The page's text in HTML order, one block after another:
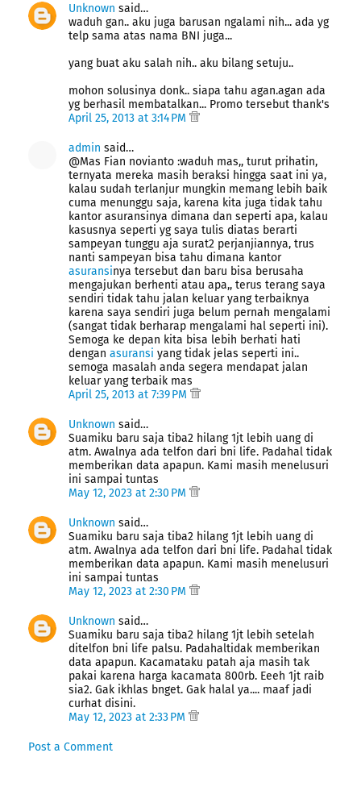
Unknown said…
waduh gan.. aku juga barusan ngalami nih... ada yg
telp sama atas nama BNI juga...
yang buat aku salah nih.. aku bilang setuju..
mohon solusinya donk.. siapa tahu agan.agan ada
yg berhasil membatalkan... Promo tersebut thank's
April 25, 2013 at 3:14 PM
admin said…
@Mas Fian novianto :waduh mas,, turut prihatin,
ternyata mereka masih beraksi hingga saat ini ya,
kalau sudah terlanjur mungkin memang lebih baik
cuma menunggu saja, karena kita juga tidak tahu
kantor asuransinya dimana dan seperti apa, kalau
kasusnya seperti yg saya tulis diatas berarti
sampeyan tunggu aja surat2 perjanjiannya, trus
nanti sampeyan bisa tahu dimana kantor
asuransinya tersebut dan baru bisa berusaha
mengajukan berhenti atau apa,, terus terang saya
sendiri tidak tahu jalan keluar yang terbaiknya
karena saya sendiri juga belum pernah mengalami
(sangat tidak berharap mengalami hal seperti ini).
Semoga ke depan kita bisa lebih berhati hati
dengan asuransi yang tidak jelas seperti ini..
semoga masalah anda segera mendapat jalan
keluar yang terbaik mas
April 25, 2013 at 7:39 PM
Unknown said…
Suamiku baru saja tiba2 hilang 1jt lebih uang di
atm. Awalnya ada telfon dari bni life. Padahal tidak
memberikan data apapun. Kami masih menelusuri
ini sampai tuntas
May 12, 2023 at 2:30 PM
Unknown said…
Suamiku baru saja tiba2 hilang 1jt lebih uang di
atm. Awalnya ada telfon dari bni life. Padahal tidak
memberikan data apapun. Kami masih menelusuri
ini sampai tuntas
May 12, 2023 at 2:30 PM
Unknown said…
Suamiku baru saja tiba2 hilang 1jt lebih setelah
ditelfon bni life palsu. Padahaltidak memberikan
data apapun. Kacamataku patah aja masih tak
pakai karena harga kacamata 800rb. Eeeh 1jt raib
sia2. Gak ikhlas bnget. Gak halal ya.... maaf jadi
curhat disini.
May 12, 2023 at 2:33 PM
Post a Comment